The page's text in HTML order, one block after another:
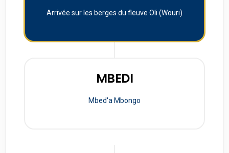
Arrivée sur les berges du fleuve Oli (Wouri)
MBEDI
Mbed'a Mbongo